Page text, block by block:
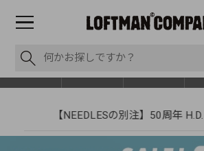
【NEEDLESの別注】50周年